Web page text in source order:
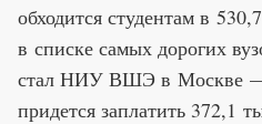
обходится студентам в 530,7
в списке самых дорогих
стал НИУ ВШЭ в Москве
придется заплатить 372,1